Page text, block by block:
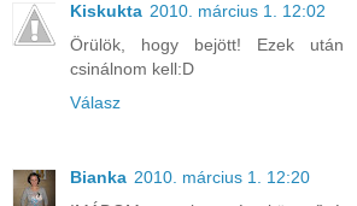
Kiskukta 2010. március 1. 12:02
Örülök, hogy bejött! Ezek után
csinálnom kell:D
Válasz
Bianka 2010. március 1. 12:20